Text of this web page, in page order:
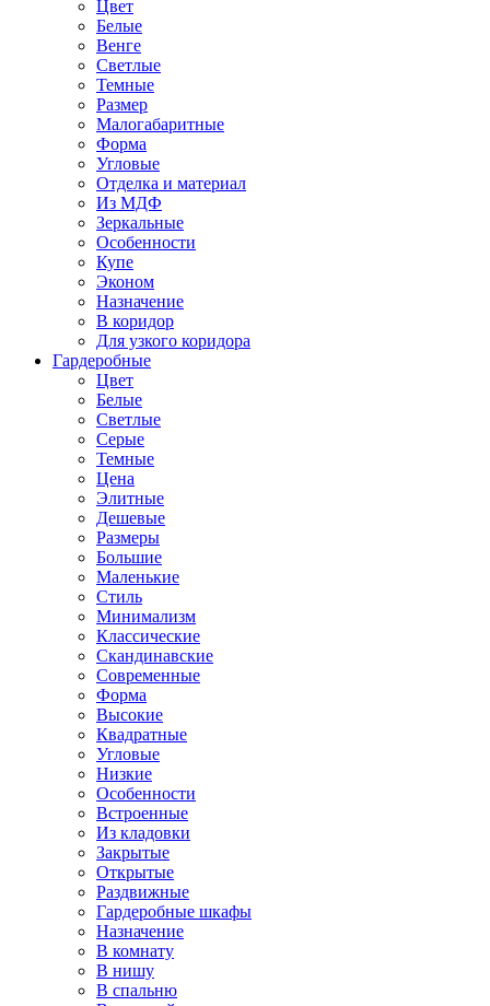
Цвет
Белые
Венге
Светлые
Темные
Размер
Малогабаритные
Форма
Угловые
Отделка и материал
Из МДФ
Зеркальные
Особенности
Купе
Эконом
Назначение
В коридор
Для узкого коридора
Гардеробные
Цвет
Белые
Светлые
Серые
Темные
Цена
Элитные
Дешевые
Размеры
Большие
Маленькие
Стиль
Минимализм
Классические
Скандинавские
Современные
Форма
Высокие
Квадратные
Угловые
Низкие
Особенности
Встроенные
Из кладовки
Закрытые
Открытые
Раздвижные
Гардеробные шкафы
Назначение
В комнату
В нишу
В спальню